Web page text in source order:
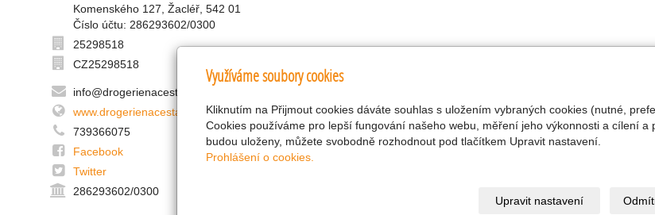
Komenského 127, Žacléř, 542 01
Číslo účtu: 286293602/0300
25298518
CZ25298518
info@drogerienacestach.cz
www.drogerienacestach.cz
739366075
Facebook
Twitter
286293602/0300
Využíváme soubory cookies
Kliknutím na Přijmout cookies dáváte souhlas s uložením vybraných cookies (nutné,
Cookies používáme pro lepší fungování našeho webu, měření jeho výkonnosti a cílení a
budou uloženy, můžete svobodně rozhodnout pod tlačítkem Upravit nastavení.
Prohlášení o cookies.
Upravit nastavení